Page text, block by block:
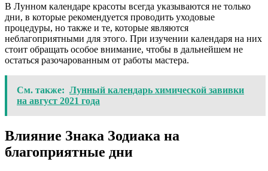
В Лунном календаре красоты всегда указываются не только
дни, в которые рекомендуется проводить уходовые
процедуры, но также и те, которые являются
неблагоприятными для этого. При изучении календаря на них
стоит обращать особое внимание, чтобы в дальнейшем не
остаться разочарованным от работы мастера.
См. также: Лунный календарь химической завивки
на август 2021 года
Влияние Знака Зодиака на
благоприятные дни